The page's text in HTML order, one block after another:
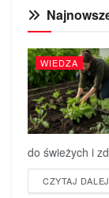
WIEDZA
do świeżych i
CZYTAJ DALEJ